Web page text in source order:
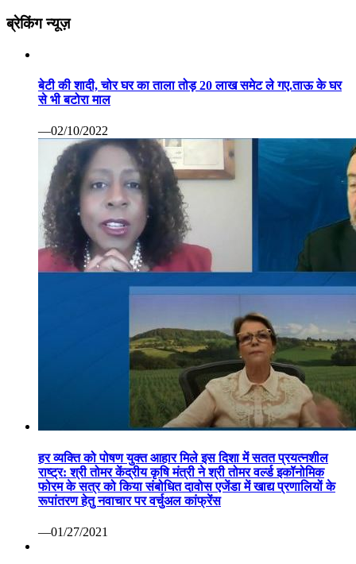
ब्रेकिंग न्यूज़
बेटी की शादी, चोर घर का ताला तोड़ 20 लाख समेट ले गए.ताऊ के घर
से भी बटोरा माल
—02/10/2022
हर व्यक्ति को पोषण युक्त आहार मिले इस दिशा में सतत प्रयत्नशील
राष्ट्र: श्री तोमर केंद्रीय कृषि मंत्री ने श्री तोमर वर्ल्ड इकॉनोमिक
फोरम के सत्र को किया संबोधित दावोस एजेंडा में खाद्य प्रणालियों के
रूपांतरण हेतु नवाचार पर वर्चुअल कांफ्रेंस
—01/27/2021